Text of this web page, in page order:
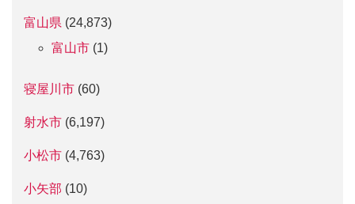
富山県 (24,873)
富山市 (1)
寝屋川市 (60)
射水市 (6,197)
小松市 (4,763)
小矢部 (10)